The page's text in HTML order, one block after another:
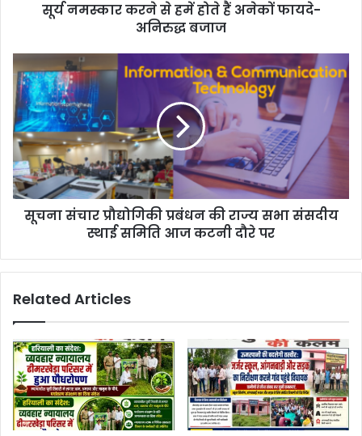
s
सूर्य नमस्कार करने से हमें होते हैं अनेकों फायदे-
अनिरुद्ध बजाज
सूचना संचार प्रौद्योगिकी प्रबंधन की राज्य सभा संसदीय
स्थाई समिति आज कटनी दौरे पर
Related Articles